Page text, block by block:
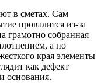
в сметах. Сам
провалится из-за
грамотно собранная
а по
края элементы
как дефект
основания.